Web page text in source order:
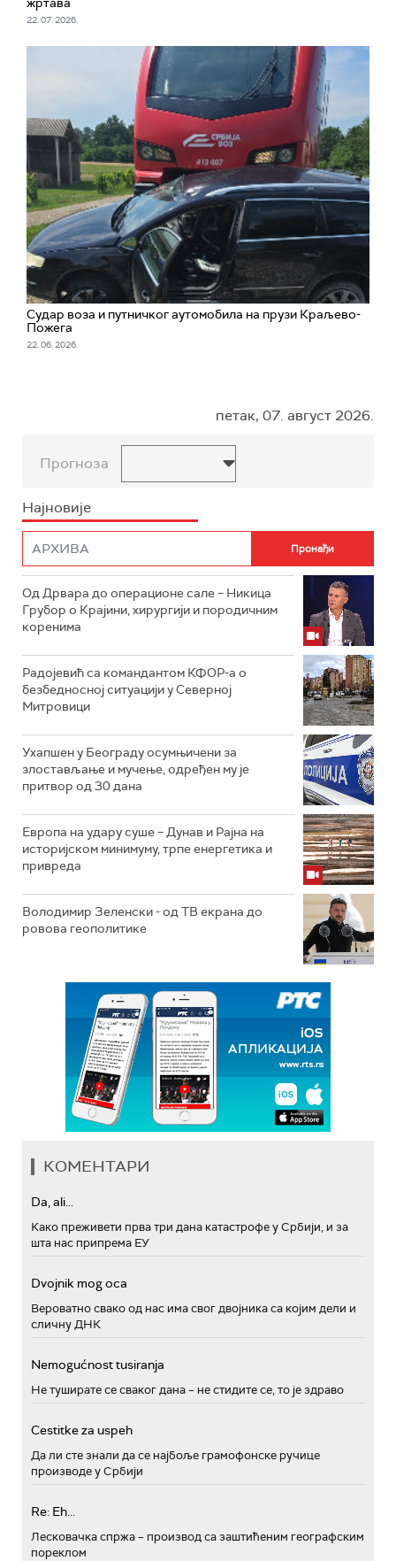
22. 07. 2026.
Судар воза и путничког аутомобила на прузи Краљево-
Пожега
22. 06. 2026.
петак, 07. август 2026.
Прогноза
Најновије
Од Дрвара до операционе сале – Никица
Грубор о Крајини, хирургији и породичним
коренима
Радојевић са командантом КФОР-а о
безбедносној ситуацији у Северној
Митровици
Ухапшен у Београду осумњичени за
злостављање и мучење, одређен му је
притвор од 30 дана
Европа на удару суше – Дунав и Рајна на
историјском минимуму, трпе енергетика и
привреда
Володимир Зеленски - од ТВ екрана до
ровова геополитике
КОМЕНТАРИ
Da, ali...
Како преживети прва три дана катастрофе у Србији, и за
шта нас припрема ЕУ
Dvojnik mog oca
Вероватно свако од нас има свог двојника са којим дели и
сличну ДНК
Nemogućnost tusiranja
Не туширате се сваког дана – не стидите се, то је здраво
Cestitke za uspeh
Да ли сте знали да се најбоље грамофонске ручице
производе у Србији
Re: Eh...
Лесковачка спржа – производ са заштићеним географским
пореклом